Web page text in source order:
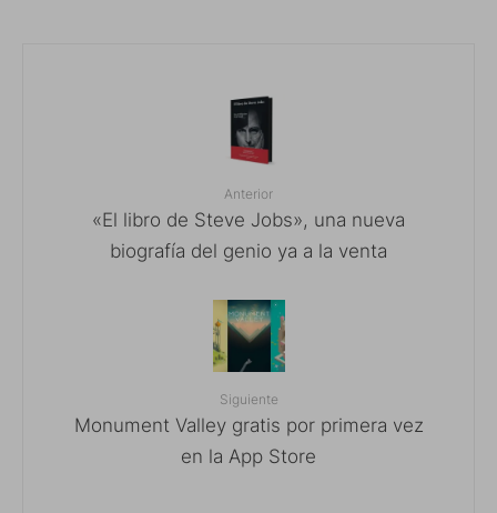
Anterior
«El libro de Steve Jobs», una nueva
biografía del genio ya a la venta
Siguiente
Monument Valley gratis por primera vez
en la App Store